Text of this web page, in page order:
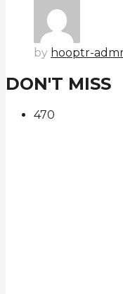
by hooptr-
DON'T MISS
470